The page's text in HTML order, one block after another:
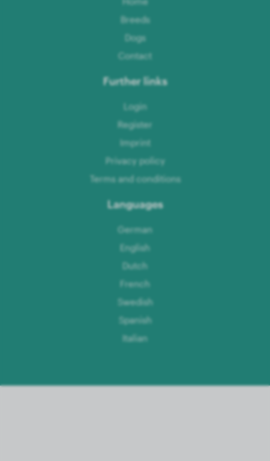
Breeds
Dogs
Contact
Further links
Login
Register
Imprint
Privacy policy
Terms and conditions
Languages
German
English
Dutch
French
Swedish
Spanish
Italian